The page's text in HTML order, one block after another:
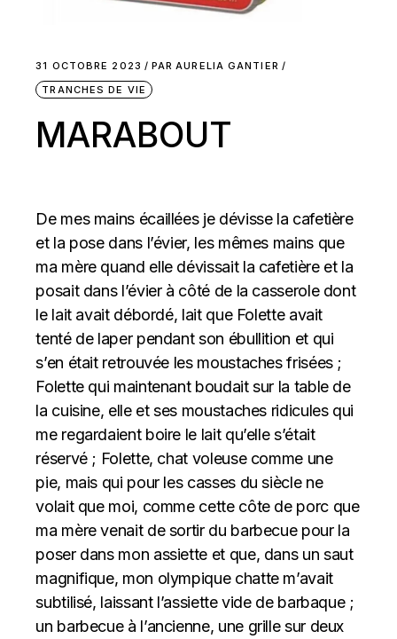
31 OCTOBRE 2023 PAR AURELIA GANTIER
TRANCHES DE VIE
MARABOUT
De mes mains écaillées je dévisse la cafetière
et la pose dans l’évier, les mêmes mains que
ma mère quand elle dévissait la cafetière et la
posait dans l’évier à côté de la casserole dont
le lait avait débordé, lait que Folette avait
tenté de laper pendant son ébullition et qui
s’en était retrouvée les moustaches frisées ;
Folette qui maintenant boudait sur la table de
la cuisine, elle et ses moustaches ridicules qui
me regardaient boire le lait qu’elle s’était
réservé ; Folette, chat voleuse comme une
pie, mais qui pour les casses du siècle ne
volait que moi, comme cette côte de porc que
ma mère venait de sortir du barbecue pour la
poser dans mon assiette et que, dans un saut
magnifique, mon olympique chatte m’avait
subtilisé, laissant l’assiette vide de barbaque ;
un barbecue à l’ancienne, une grille sur deux